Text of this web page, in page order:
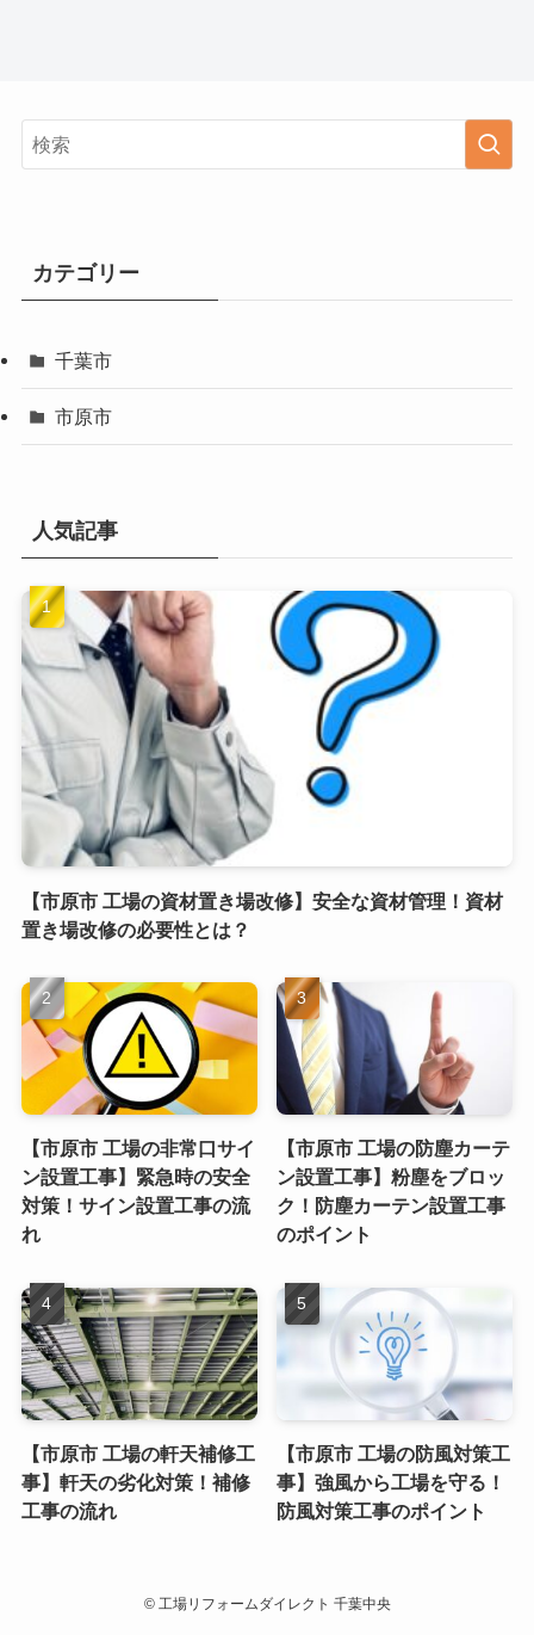
カテゴリー
千葉市
市原市
人気記事
【市原市 工場の資材置き場改修】安全な資材管理！資材
置き場改修の必要性とは？
【市原市 工場の非常口サイ
ン設置工事】緊急時の安全
対策！サイン設置工事の流
れ
【市原市 工場の防塵カーテ
ン設置工事】粉塵をブロッ
ク！防塵カーテン設置工事
のポイント
【市原市 工場の軒天補修工
事】軒天の劣化対策！補修
工事の流れ
【市原市 工場の防風対策工
事】強風から工場を守る！
防風対策工事のポイント
©工場リフォームダイレクト 千葉中央